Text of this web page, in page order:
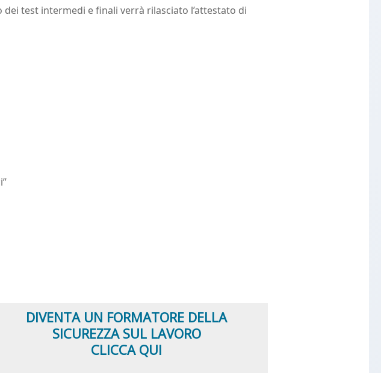
test intermedi e finali verrà rilasciato l’attestato di
DIVENTA UN FORMATORE DELLA
SICUREZZA SUL LAVORO
CLICCA QUI